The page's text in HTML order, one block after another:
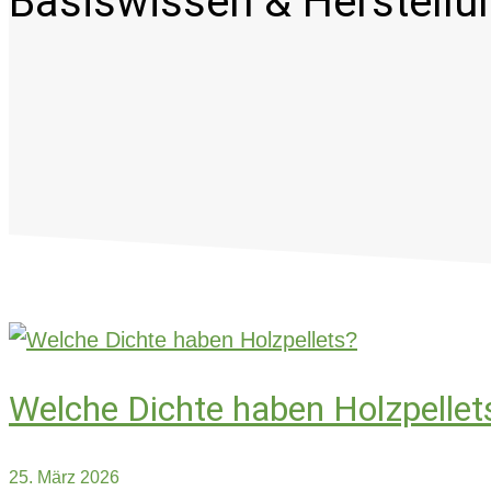
Welche Dichte haben
25. März 2026